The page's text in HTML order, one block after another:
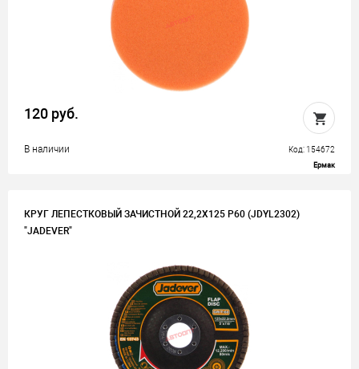
120 руб.
В наличии Код: 154672
Ермак
КРУГ ЛЕПЕСТКОВЫЙ ЗАЧИСТНОЙ 22,2Х125 Р60 (JDYL2302)
"JADEVER"